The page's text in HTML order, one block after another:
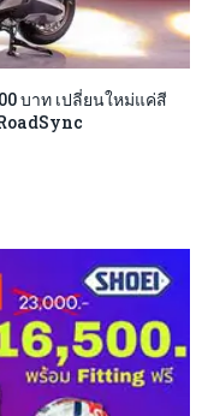
บาท เปลี่ยนใหม่แค่สี